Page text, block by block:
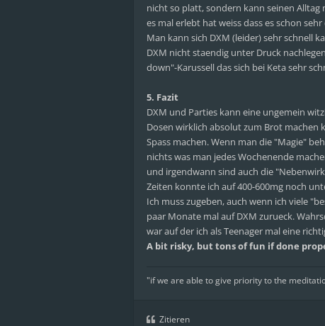
nicht so platt, sondern kann seinen Alltag
es mal erlebt hat weiss dass es schon
Man kann sich DXM (leider) sehr schnell
DXM nicht staendig unter Druck
down"-Karussell das sich bei Keta sehr
5. Fazit
DXM und Parties kann eine ungemein
Dosen wirklich absolut zum Brot machen
Spass machen. Wenn man die "Magie"
nichts was man jedes Wochenende
und irgendwann sind auch die
Zeiten konnte ich auf 400-600mg noch
Ich muss zugeben, auch wenn ich viele
paar Monate mal auf DXM zurueck.
war auf der ich als Teenager mal eine
A bit risky, but tons of fun if done
"if we are able to give priority to the
Zitieren